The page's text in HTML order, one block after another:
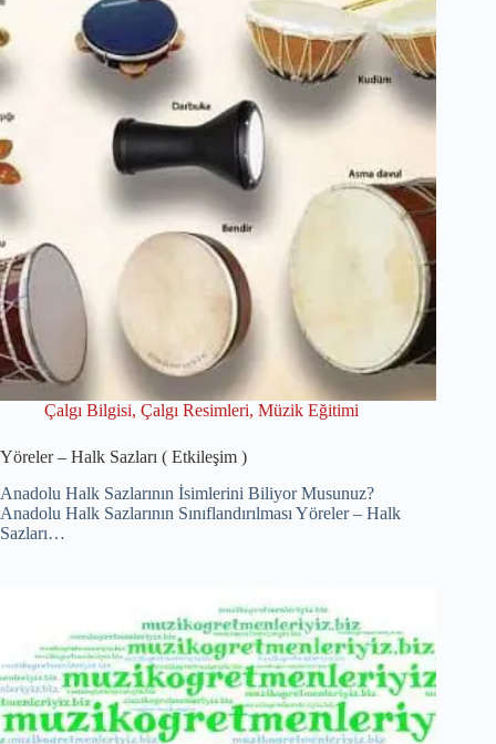
Çalgı Bilgisi, Çalgı Resimleri, Müzik Eğitimi
Yöreler – Halk Sazları ( Etkileşim )
Anadolu Halk Sazlarının İsimlerini Biliyor Musunuz?
Anadolu Halk Sazlarının Sınıflandırılması Yöreler – Halk
Sazları…